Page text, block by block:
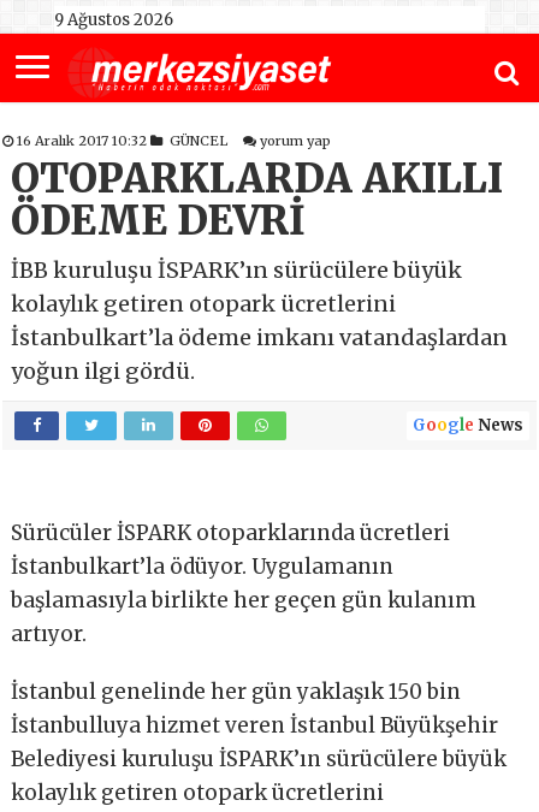
9 Ağustos 2026
16 Aralık 2017 10:32 GÜNCEL yorum yap
OTOPARKLARDA AKILLI
ÖDEME DEVRİ
İBB kuruluşu İSPARK’ın sürücülere büyük
kolaylık getiren otopark ücretlerini
İstanbulkart’la ödeme imkanı vatandaşlardan
yoğun ilgi gördü.
Google News
Sürücüler İSPARK otoparklarında ücretleri
İstanbulkart’la ödüyor. Uygulamanın
başlamasıyla birlikte her geçen gün kulanım
artıyor.
İstanbul genelinde her gün yaklaşık 150 bin
İstanbulluya hizmet veren İstanbul Büyükşehir
Belediyesi kuruluşu İSPARK’ın sürücülere büyük
kolaylık getiren otopark ücretlerini